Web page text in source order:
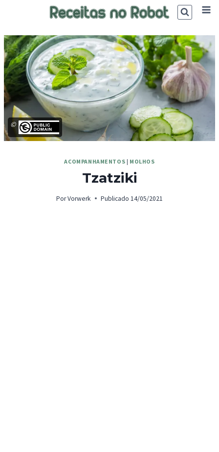
©
ACOMPANHAMENTOS | MOLHOS
Tzatziki
PorVorwerk Publicado 14/05/2021